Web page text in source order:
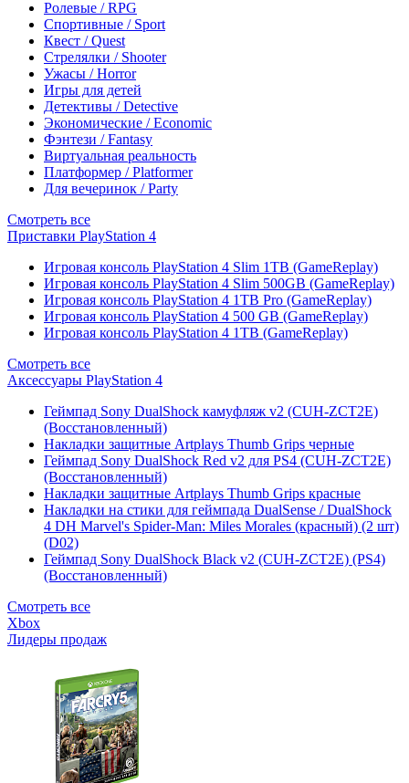
Ролевые / RPG
Спортивные / Sport
Квест / Quest
Стрелялки / Shooter
Ужасы / Horror
Игры для детей
Детективы / Detective
Экономические / Economic
Фэнтези / Fantasy
Виртуальная реальность
Платформер / Platformer
Для вечеринок / Party
Смотреть все
Приставки PlayStation 4
Игровая консоль PlayStation 4 Slim 1TB (GameReplay)
Игровая консоль PlayStation 4 Slim 500GB (GameReplay)
Игровая консоль PlayStation 4 1TB Pro (GameReplay)
Игровая консоль PlayStation 4 500 GB (GameReplay)
Игровая консоль PlayStation 4 1TB (GameReplay)
Смотреть все
Аксессуары PlayStation 4
Геймпад Sony DualShock камуфляж v2 (CUH-ZCT2E)
(Восстановленный)
Накладки защитные Artplays Thumb Grips черные
Геймпад Sony DualShock Red v2 для PS4 (CUH-ZCT2E)
(Восстановленный)
Накладки защитные Artplays Thumb Grips красные
Накладки на стики для геймпада DualSense / DualShock
4 DH Marvel's Spider-Man: Miles Morales (красный) (2 шт)
(D02)
Геймпад Sony DualShock Black v2 (CUH-ZCT2E) (PS4)
(Восстановленный)
Смотреть все
Xbox
Лидеры продаж